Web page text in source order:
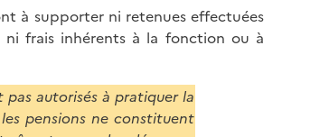
à supporter ni retenues effectuées
frais inhérents à la fonction ou à
autorisés à pratiquer la
pensions ne constituent